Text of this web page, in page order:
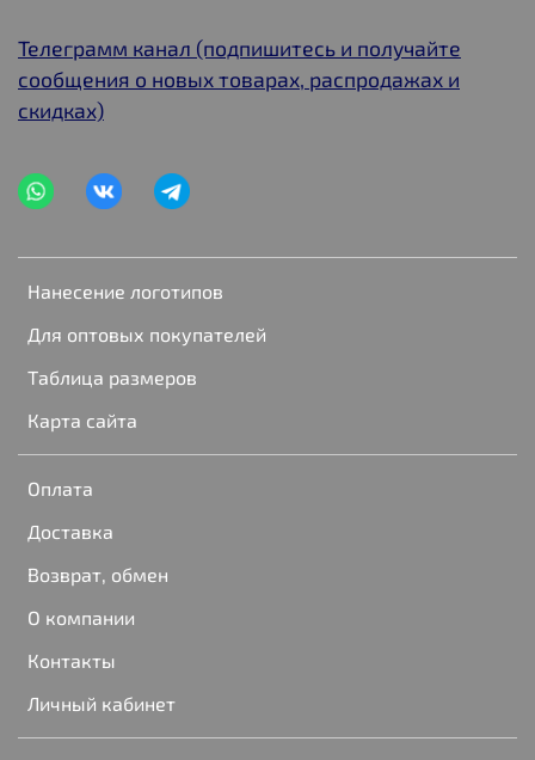
Нанесение логотипов
Для оптовых покупателей
Таблица размеров
Карта сайта
Оплата
Доставка
Возврат, обмен
О компании
Контакты
Личный кабинет
Телеграмм канал (подпишитесь и получайте
сообщения о новых товарах, распродажах и
скидках)